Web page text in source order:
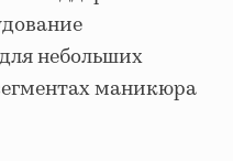
небольших
маникюра